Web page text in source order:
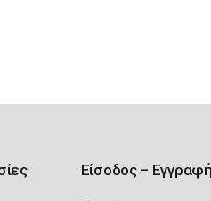
Είσοδος –